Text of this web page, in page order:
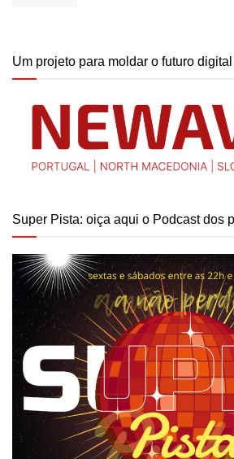
Um projeto para moldar o futuro
Super Pista: oiça aqui o Podcast dos